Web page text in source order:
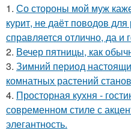
1. Со стороны мой муж
курит, не даёт поводов
справляется отлично, да и
2. Вечер пятницы, как
3. Зимний период
комнатных растений
4. Просторная кухня -
современном стиле с
элегантность.